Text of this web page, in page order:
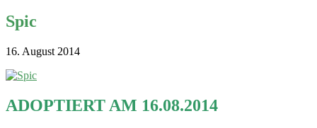
Spic
16. August 2014
ADOPTIERT AM 16.08.2014